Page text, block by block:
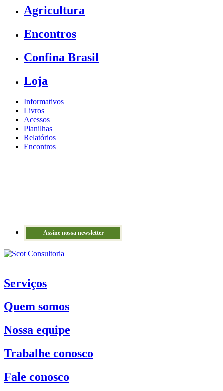
Agricultura
Encontros
Confina Brasil
Loja
Informativos
Livros
Acessos
Planilhas
Relatórios
Encontros
Assine nossa newsletter
Serviços
Quem somos
Nossa equipe
Trabalhe conosco
Fale conosco